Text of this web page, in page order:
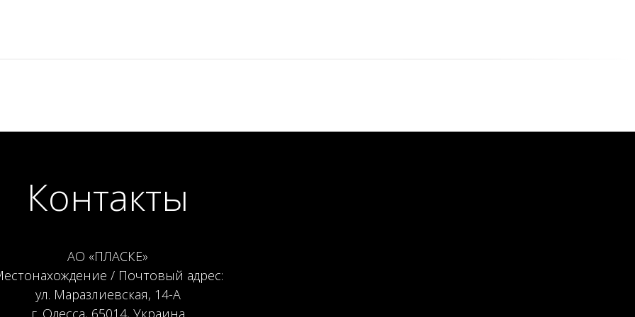
Контакты
АО «ПЛАСКЕ»
/ Почтовый адрес:
ул. Маразлиевская, 14-А
г. Одесса, 65014, Украина